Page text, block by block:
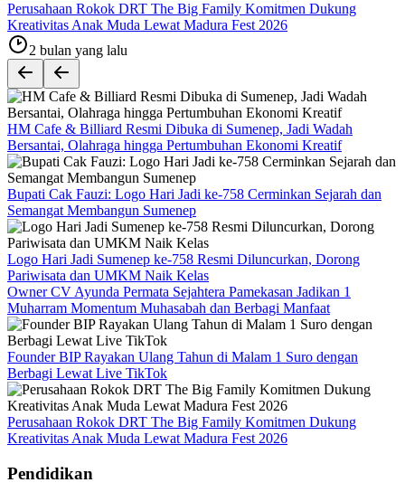
Perusahaan Rokok DRT The Big Family Komitmen Dukung
Kreativitas Anak Muda Lewat Madura Fest 2026
2 bulan yang lalu
HM Cafe & Billiard Resmi Dibuka di Sumenep, Jadi Wadah
Bersantai, Olahraga hingga Pertumbuhan Ekonomi Kreatif
Bupati Cak Fauzi: Logo Hari Jadi ke-758 Cerminkan Sejarah dan
Semangat Membangun Sumenep
Logo Hari Jadi Sumenep ke-758 Resmi Diluncurkan, Dorong
Pariwisata dan UMKM Naik Kelas
Owner CV Ayunda Permata Sejahtera Pamekasan Jadikan 1
Muharram Momentum Muhasabah dan Berbagi Manfaat
Founder BIP Rayakan Ulang Tahun di Malam 1 Suro dengan
Berbagi Lewat Live TikTok
Perusahaan Rokok DRT The Big Family Komitmen Dukung
Kreativitas Anak Muda Lewat Madura Fest 2026
Pendidikan